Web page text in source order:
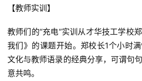
【教师实训】
教师们的“充电”实训从才华技工学校
我们》的课题开始。郑校长1个小时
文化与教师语录的经典分享，可谓句
意共鸣。